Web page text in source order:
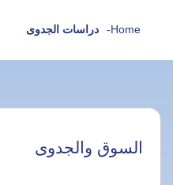
Home
- دراسات الجدوى
السوق والجدوى